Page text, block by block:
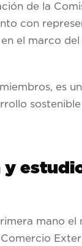
de la
con
el marco del
es
mano